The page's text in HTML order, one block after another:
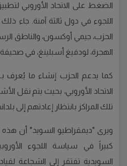
الضغط على الاتحاد الأوروبي
اللجوء في دول ثالثة آمنة. جاء
الحزب، جيمي أوكسون، والناطق
الهجرة، لودفيغ أسبلينغ، في
كما يدعم الحزب إنشاء ما يُعرف
الاتحاد الأوروبي، بحيث يتم نقل
تلك المراكز بانتظار إعادتهم إلى
ويرى "ديمقراطيو السويد" أن هذه
كبيراً في سياسة اللجوء
السويدية تفتقر إلى الشجاعة